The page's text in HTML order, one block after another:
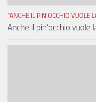
"ANCHE IL PIN'OCCHIO VUOLE
Anche il pin’occhio